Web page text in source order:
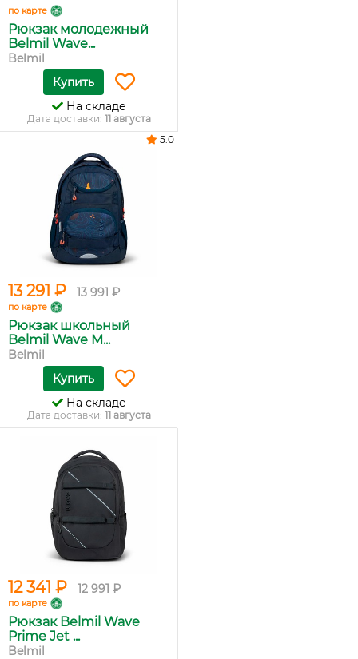
по карте
Рюкзак молодежный
Belmil Wave...
Belmil
Купить
На складе
Дата доставки: 11 августа
13 291 ₽ 13 991 ₽
по карте
Рюкзак школьный
Belmil Wave M...
Belmil
5.0
Купить
На складе
Дата доставки: 11 августа
12 341 ₽ 12 991 ₽
по карте
Рюкзак Belmil Wave
Prime Jet ...
Belmil